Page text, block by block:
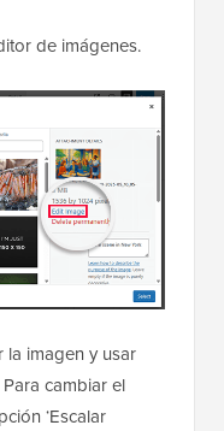
de imágenes.
la imagen y usar
cambiar el
‘Escalar